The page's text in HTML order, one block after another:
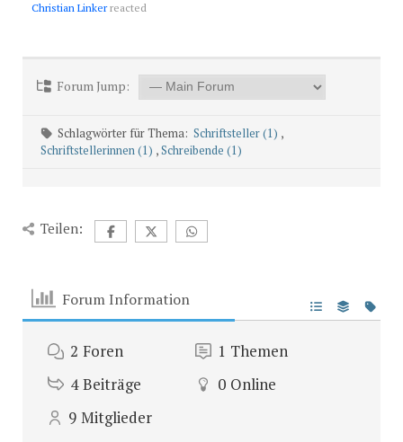
Christian Linkerreacted
Forum Jump:
Schlagwörter für Thema:Schriftsteller (1) ,
Schriftstellerinnen (1) ,Schreibende (1)
Teilen:
Forum Information
2 Foren 1 Themen
4 Beiträge 0 Online
9 Mitglieder